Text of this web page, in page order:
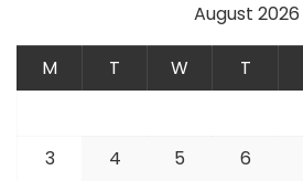
August 2026
M T W T
3
4 5 6